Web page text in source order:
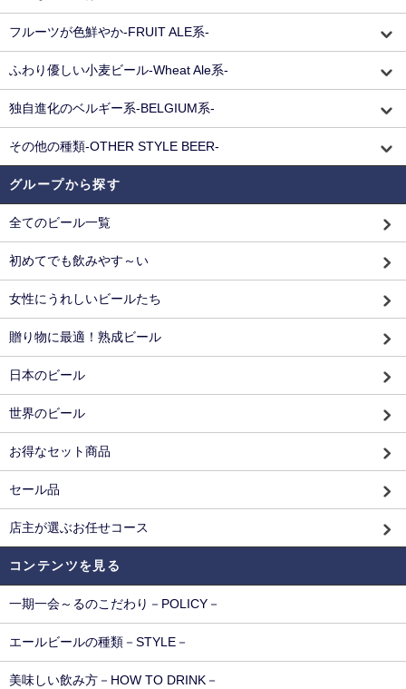
フルーツが色鮮やか-FRUIT ALE系-
ふわり優しい小麦ビール-Wheat Ale系-
独自進化のベルギー系-BELGIUM系-
その他の種類-OTHER STYLE BEER-
グループから探す
全てのビール一覧
初めてでも飲みやす～い
女性にうれしいビールたち
贈り物に最適！熟成ビール
日本のビール
世界のビール
お得なセット商品
セール品
店主が選ぶお任せコース
コンテンツを見る
一期一会～るのこだわり－POLICY－
エールビールの種類－STYLE－
美味しい飲み方－HOW TO DRINK－